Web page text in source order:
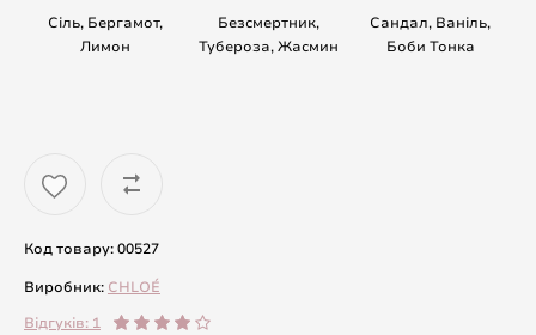
Сіль, Бергамот,
Лимон
Безсмертник,
Тубероза, Жасмин
Сандал, Ваніль,
Боби Тонка
Код товару: 00527
Виробник: CHLOÉ
Відгуків: 1